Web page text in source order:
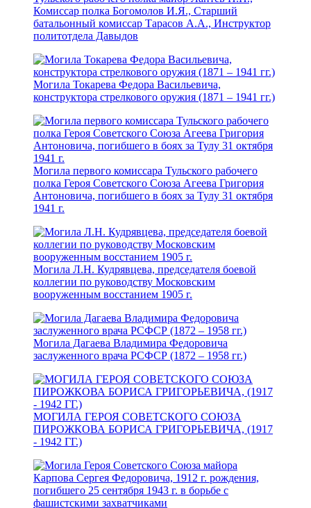
Комиссар полка Богомолов И.Я., Старший
батальонный комиссар Тарасов А.А., Инструктор
политотдела Давыдов
Могила Токарева Федора Васильевича,
конструктора стрелкового оружия (1871 – 1941 гг.)
Могила первого комиссара Тульского рабочего
полка Героя Советского Союза Агеева Григория
Антоновича, погибшего в боях за Тулу 31 октября
1941 г.
Могила Л.Н. Кудрявцева, председателя боевой
коллегии по руководству Московским
вооруженным восстанием 1905 г.
Могила Дагаева Владимира Федоровича
заслуженного врача РСФСР (1872 – 1958 гг.)
МОГИЛА ГЕРОЯ СОВЕТСКОГО СОЮЗА
ПИРОЖКОВА БОРИСА ГРИГОРЬЕВИЧА, (1917
- 1942 ГГ.)